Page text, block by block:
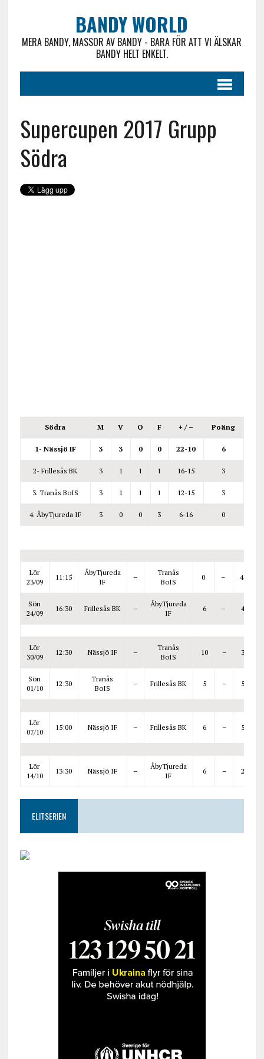
BANDY WORLD
MERA BANDY, MASSOR AV BANDY - BARA FÖR ATT VI ÄLSKAR
BANDY HELT ENKELT.
Supercupen 2017 Grupp
Södra
Södra M V O F + / – Poäng
1- Nässjö IF 3 3 0 0 22-10 6
2- Frillesås BK 3 1 1 1 16-15 3
3. Tranås BoIS 3 1 1 1 12-15 3
4. ÅbyTjureda IF 3 0 0 3 6-16 0
Lör
23/09
11:15
ÅbyTjureda
IF
–
Tranås
BoIS
0 – 4
Sön
24/09
16:30 Frillesås BK –
ÅbyTjureda
IF
6 – 4
Lör
30/09
12:30 Nässjö IF –
Tranås
BoIS
10 – 3
Sön
01/10
12:30
Tranås
BoIS
– Frillesås BK 5 – 5
Lör
07/10
15:00 Nässjö IF – Frillesås BK 6 – 5
Lör
14/10
13:30 Nässjö IF –
ÅbyTjureda
IF
6 – 2
ELITSERIEN